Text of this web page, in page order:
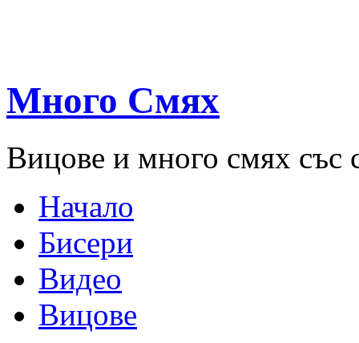
Много Смях
Вицове и много смях със
Начало
Бисери
Видео
Вицове